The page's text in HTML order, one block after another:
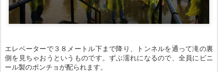
エレベーターで３８メートル下まで降り、トンネルを通って滝の裏
側を見ちゃおうというものです。ずぶ濡れになるので、全員にビニ
ール製のポンチョが配られます。